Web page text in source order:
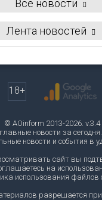
Все новости
Лента новостей
18+
© AOinform 2013-2026. v.3.4
новости за
новости и события в
сайт вы
на
использования файлов
разрешается